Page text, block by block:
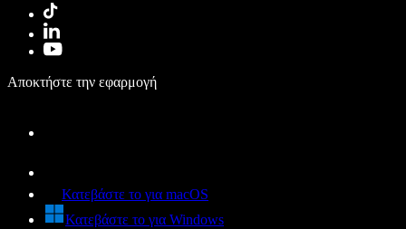
Αποκτήστε την εφαρμογή
Κατεβάστε το για macOS
Κατεβάστε το για Windows